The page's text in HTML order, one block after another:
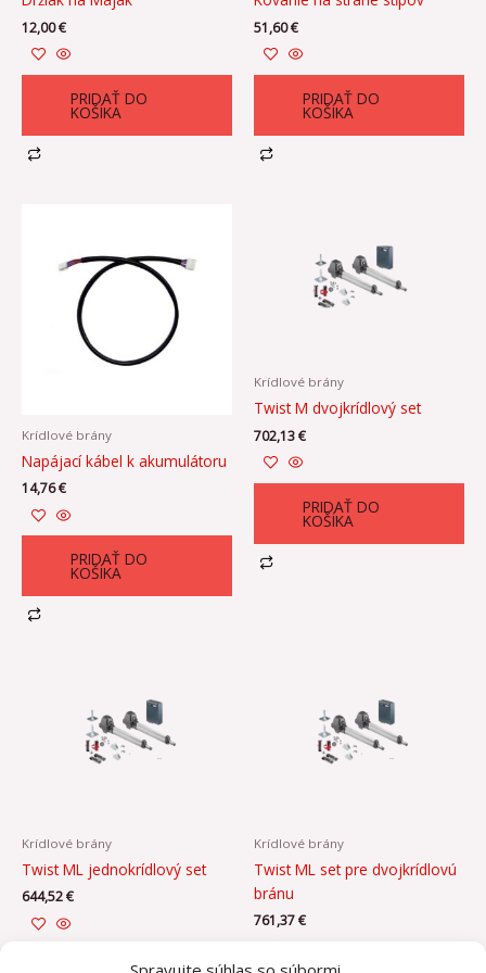
12,00€
PRIDAŤ DO
KOŠÍKA
51,60€
PRIDAŤ DO
KOŠÍKA
Krídlové brány
Napájací kábel k akumulátoru
14,76€
PRIDAŤ DO
KOŠÍKA
Krídlové brány
Twist M dvojkrídlový set
702,13€
PRIDAŤ DO
KOŠÍKA
Krídlové brány
Twist ML jednokrídlový set
644,52€
PRIDAŤ DO
Krídlové brány
Twist ML set pre dvojkrídlovú
bránu
761,37€